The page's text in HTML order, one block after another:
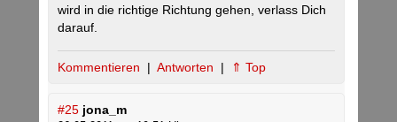
wird in die richtige Richtung gehen, verlass Dich
darauf.
Kommentieren | Antworten | ⇑ Top
#25 jona_m